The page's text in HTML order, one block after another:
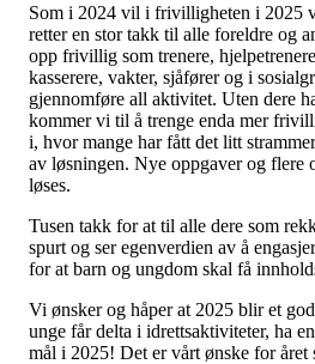
Som i 2024 vil i frivilligheten i 2025
retter en stor takk til alle foreldre og
opp frivillig som trenere,
kasserere, vakter, sjåfører og i
gjennomføre all aktivitet. Uten dere
kommer vi til å trenge enda mer
i, hvor mange har fått det litt
av løsningen. Nye oppgaver og flere
løses.
Tusen takk for at til alle dere som
spurt og ser egenverdien av å
for at barn og ungdom skal få
Vi ønsker og håper at 2025 blir et
unge får delta i idrettsaktiviteter, ha
mål i 2025! Det er vårt ønske for året